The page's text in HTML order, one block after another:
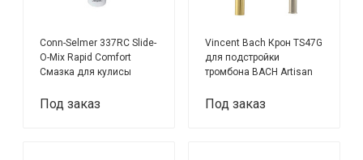
Conn-Selmer 337RC Slide-
O-Mix Rapid Comfort
Смазка для кулисы
Под заказ
Vincent Bach Крон TS47G
для подстройки
тромбона BACH Artisan
Под заказ